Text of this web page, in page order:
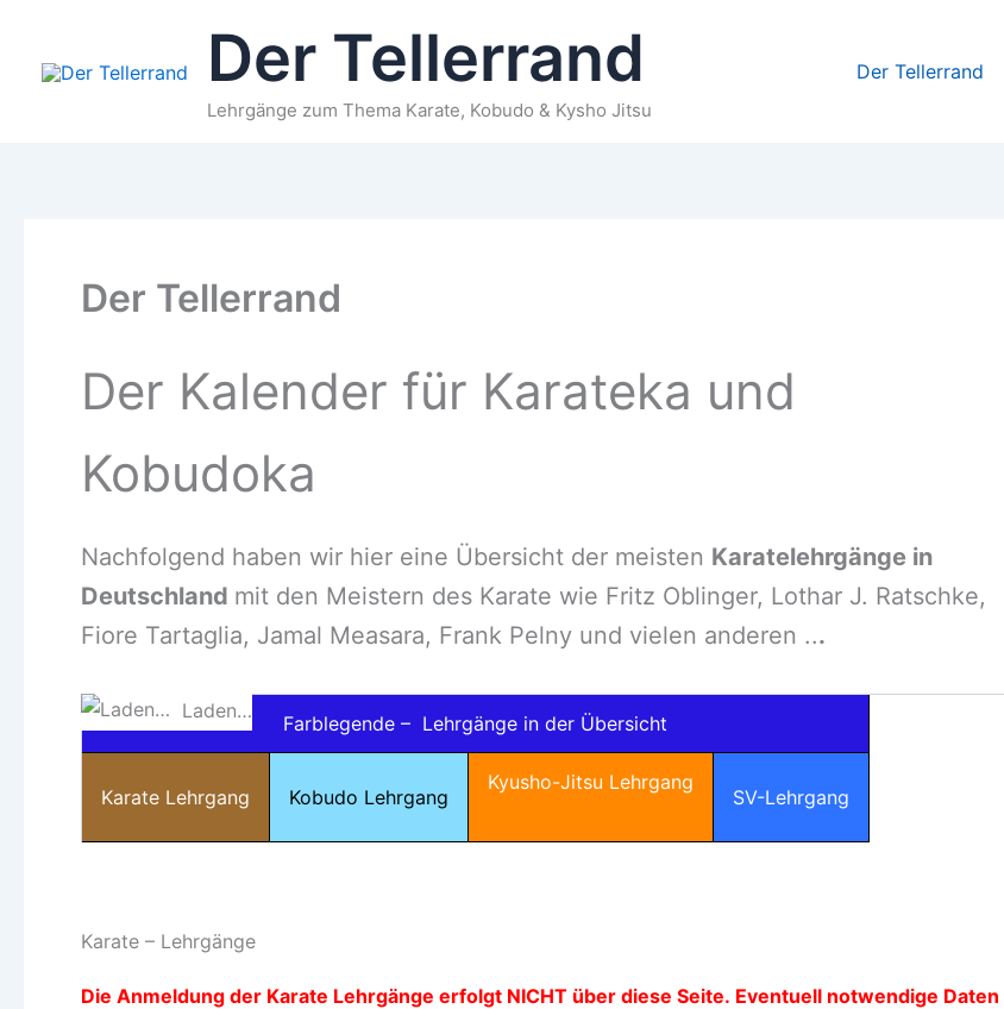
springen
Der Tellerrand
Lehrgänge zum Thema Karate, Kobudo & Kysho Jitsu
Der Tellerrand
Der Tellerrand
Der Kalender für Karateka und
Kobudoka
Nachfolgend haben wir hier eine Übersicht der meisten Karatelehrgänge in
Deutschland mit den Meistern des Karate wie Fritz Oblinger, Lothar J. Ratschke,
Fiore Tartaglia, Jamal Measara, Frank Pelny und vielen anderen ...
Farblegende – Lehrgänge in der Übersicht
Karate Lehrgang Kobudo Lehrgang
Kyusho-Jitsu Lehrgang
SV-Lehrgang
Laden…
Karate – Lehrgänge
Die Anmeldung der Karate Lehrgänge erfolgt NICHT über diese Seite. Eventuell notwendige Daten